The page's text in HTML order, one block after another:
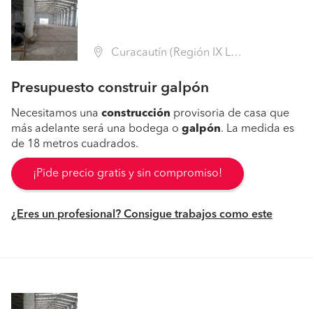
Curacautín (Región IX La Araucanía - Malleco)
Presupuesto construir galpón
Necesitamos una construcción provisoria de casa que
más adelante será una bodega o galpón. La medida es
de 18 metros cuadrados.
¡Pide precio gratis y sin compromiso!
¿Eres un profesional? Consigue trabajos como este